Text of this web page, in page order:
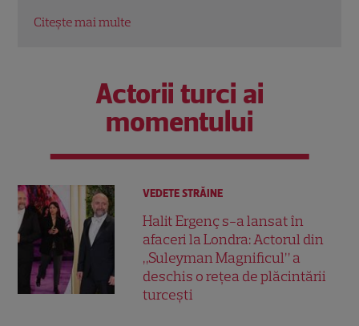
Citește mai multe
Actorii turci ai
momentului
VEDETE STRĂINE
Halit Ergenç s-a lansat în
afaceri la Londra: Actorul din
„Suleyman Magnificul” a
deschis o rețea de plăcintării
turcești